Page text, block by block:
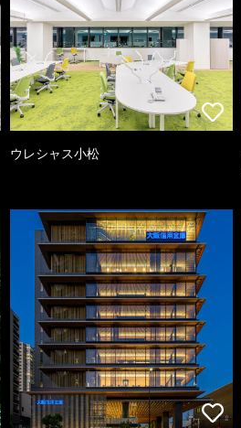
ウレシャス小松